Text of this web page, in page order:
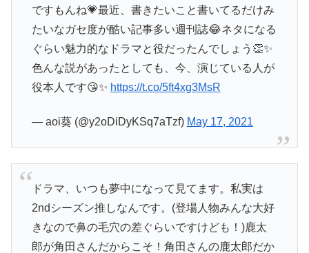
ですもんね💗最近、書きたいこと書いてるだけみ
たいなガセ度が酷い記事多い週刊誌😂ネタになる
ぐらい魅力的なドラマと役だったんでしょう👏✨
色んな説があったとしても、今、演じている人が
役本人です😘✨ https://t.co/5ft4xg3MsR
— aoi葵 (@y2oDiDyKSq7aTzf) May 17, 2021
ドラマ、いつも夢中になって見てます。私実は
2ndシーズン推しなんです。(登場人物みんな大好
きなので鼻の毛穴の差ぐらいですけども！)鹿太
郎が角田さんだからこそ！角田さんの鹿太郎だか